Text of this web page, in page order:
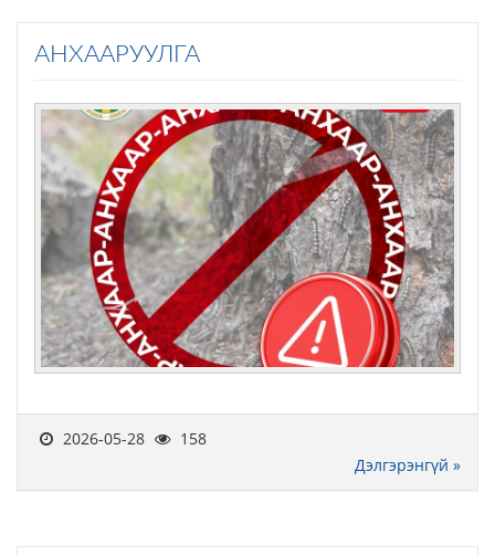
АНХААРУУЛГА
2026-05-28
158
Дэлгэрэнгүй »